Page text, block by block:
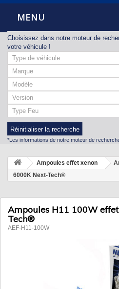
MENU
Choisissez dans notre moteur de
votre véhicule !
Réinitialiser la recherche
*Les informations de notre moteur de
Ampoules effet xenon
6000K Next-Tech®
Ampoules H11 100W
Tech®
AEF-H11-100W